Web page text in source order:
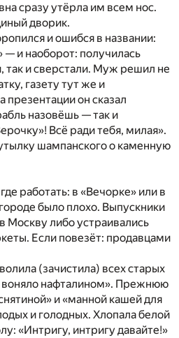
сразу утёрла им всем нос.
дворик.
и ошибся в названии:
— и наоборот: получилась
так и сверстали. Муж решил не
газету тут же и
он сказал
назовёшь — так и
Всё ради тебя, милая».
шампанского о каменную
работать: в «Вечорке» или в
было плохо. Выпускники
Москву либо устраивались
Если повезёт: продавцами
(зачистила) всех старых
воняло нафталином». Прежнюю
и «манной кашей для
и голодных. Хлопала белой
«Интригу, интригу давайте!»